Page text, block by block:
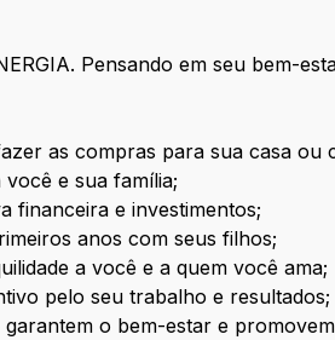
Pensando em seu bem-
as compras para sua casa
e sua família;
financeira e investimentos;
anos com seus filhos;
a você e a quem você ama;
pelo seu trabalho e resultados;
garantem o bem-estar e